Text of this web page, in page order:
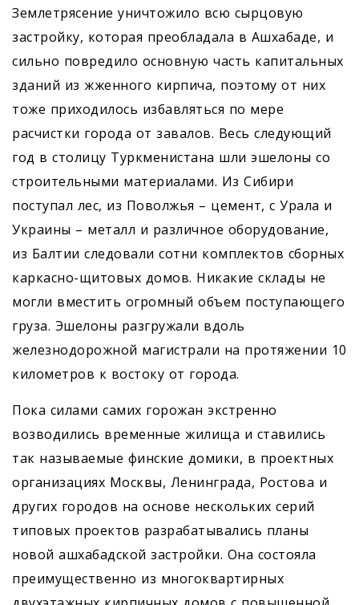
Землетрясение уничтожило всю сырцовую
застройку, которая преобладала в Ашхабаде, и
сильно повредило основную часть капитальных
зданий из жженного кирпича, поэтому от них
тоже приходилось избавляться по мере
расчистки города от завалов. Весь следующий
год в столицу Туркменистана шли эшелоны со
строительными материалами. Из Сибири
поступал лес, из Поволжья – цемент, с Урала и
Украины – металл и различное оборудование,
из Балтии следовали сотни комплектов сборных
каркасно-щитовых домов. Никакие склады не
могли вместить огромный объем поступающего
груза. Эшелоны разгружали вдоль
железнодорожной магистрали на протяжении 10
километров к востоку от города.
Пока силами самих горожан экстренно
возводились временные жилища и ставились
так называемые финские домики, в проектных
организациях Москвы, Ленинграда, Ростова и
других городов на основе нескольких серий
типовых проектов разрабатывались планы
новой ашхабадской застройки. Она состояла
преимущественно из многоквартирных